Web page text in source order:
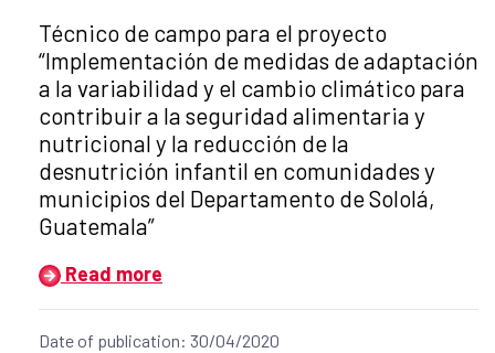
Title of the announcement:
Técnico de campo para el proyecto
“Implementación de medidas de adaptación
a la variabilidad y el cambio climático para
contribuir a la seguridad alimentaria y
nutricional y la reducción de la
desnutrición infantil en comunidades y
municipios del Departamento de Sololá,
Guatemala”
Read more
Date of publication: 30/04/2020